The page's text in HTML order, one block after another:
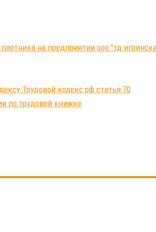
на предприятии ооо "тд
Трудовой кодекс рф статья 70
по трудовой книжке